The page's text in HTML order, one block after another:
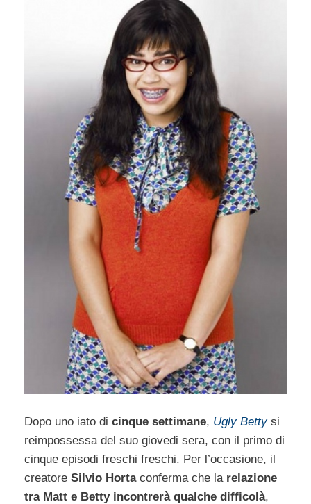
Dopo uno iato di cinque settimane, Ugly Bettysi
reimpossessa del suo giovedi sera, con il primo di
cinque episodi freschi freschi. Per l’occasione, il
creatore Silvio Hortaconferma che la relazione
tra Matt e Betty incontrerà qualche difficolà,